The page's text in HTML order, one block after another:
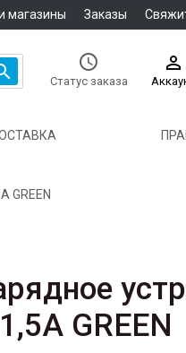
магазины Заказы

Статус заказа

GREEN
GREEN